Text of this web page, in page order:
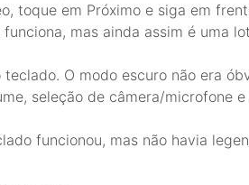
toque em Próximo e siga em
mas ainda assim é uma
O modo escuro não era
seleção de câmera/microfone
funcionou, mas não havia